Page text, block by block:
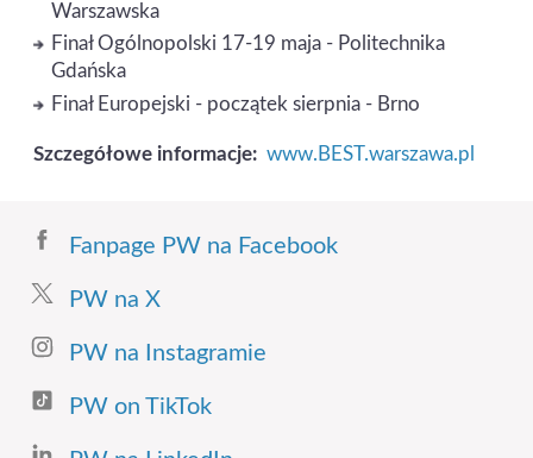
Warszawska
Finał Ogólnopolski 17-19 maja - Politechnika
Gdańska
Finał Europejski - początek sierpnia - Brno
Szczegółowe informacje: www.BEST.warszawa.pl
Fanpage PW na Facebook
PW na X
PW na Instagramie
PW on TikTok